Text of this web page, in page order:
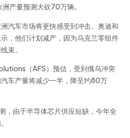
产量预测大砍70万辆。
汽车市场将更快感受到冲击。奥迪和
，他们计划减产，因为乌克兰零组件
束。
（AFS）预估，受到俄乌冲突
车产量将减少一半，降至约80万
，由于半导体芯片供应短缺，今年全